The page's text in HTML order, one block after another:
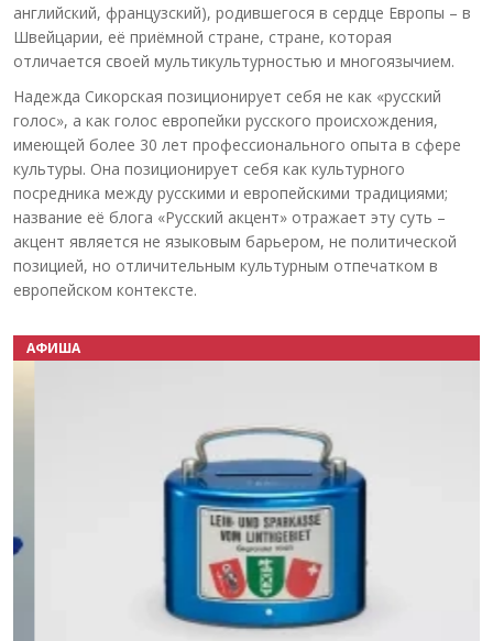
английский, французский), родившегося в сердце Европы – в
Швейцарии, её приёмной стране, стране, которая
отличается своей мультикультурностью и многоязычием.
Надежда Сикорская позиционирует себя не как «русский
голос», а как голос европейки русского происхождения,
имеющей более 30 лет профессионального опыта в сфере
культуры. Она позиционирует себя как культурного
посредника между русскими и европейскими традициями;
название её блога «Русский акцент» отражает эту суть –
акцент является не языковым барьером, не политической
позицией, но отличительным культурным отпечатком в
европейском контексте.
АФИША